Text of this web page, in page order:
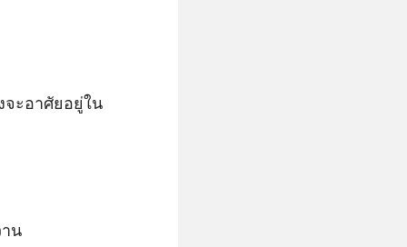
จะอาศัยอยู่ใน
น